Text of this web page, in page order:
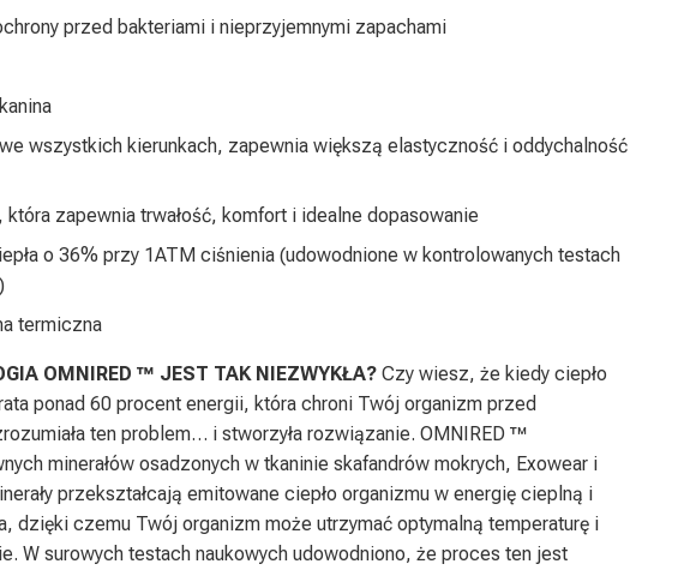
przed bakteriami i nieprzyjemnymi zapachami
wszystkich kierunkach, zapewnia większą elastyczność i oddychalność
zapewnia trwałość, komfort i idealne dopasowanie
o 36% przy 1ATM ciśnienia (udowodnione w kontrolowanych testach
termiczna
OMNIRED ™ JEST TAK NIEZWYKŁA? Czy wiesz, że kiedy ciepło
ponad 60 procent energii, która chroni Twój organizm przed
ten problem… i stworzyła rozwiązanie. OMNIRED ™
minerałów osadzonych w tkaninie skafandrów mokrych, Exowear i
przekształcają emitowane ciepło organizmu w energię cieplną i
dzięki czemu Twój organizm może utrzymać optymalną temperaturę i
W surowych testach naukowych udowodniono, że proces ten jest